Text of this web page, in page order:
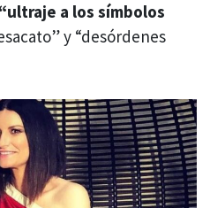
a los símbolos
y “desórdenes